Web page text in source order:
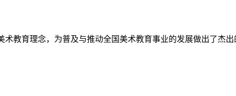
教育理念，为普及与推动全国美术教育事业的发展做出了杰出